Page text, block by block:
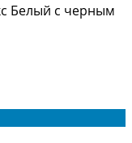
Белый с черным